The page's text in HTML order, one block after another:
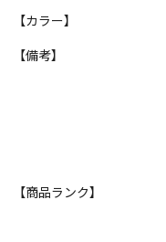
【カラー】
【備考】
【商品ランク】